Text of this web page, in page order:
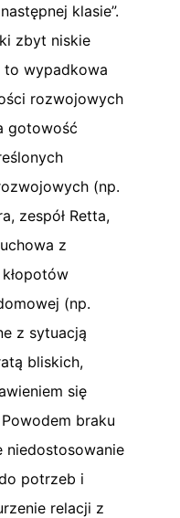
klasie”.
zbyt niskie
to wypadkowa
rozwojowych
gotowość
(np.
zespół Retta,
z
(np.
z sytuacją
bliskich,
się
braku
potrzeb i
relacji z